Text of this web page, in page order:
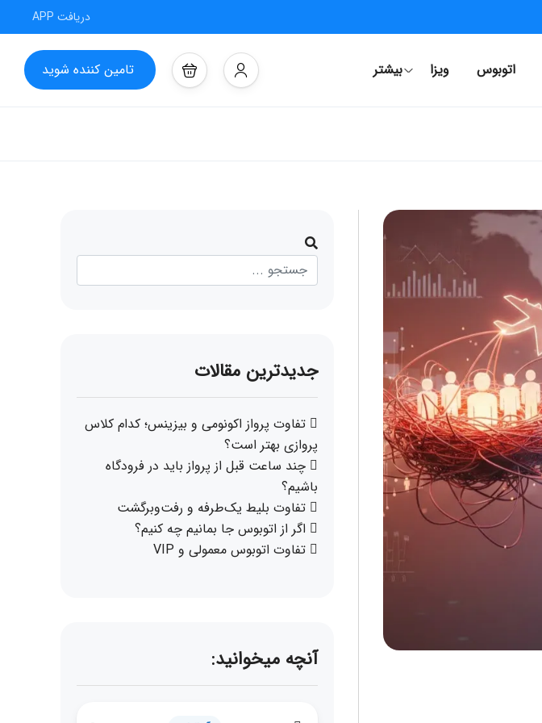
دریافت APP
اتوبوس ویزا بیشتر تامین کننده شوید
جدیدترین مقالات
تفاوت پرواز اکونومی و بیزینس؛ کدام کلاس
پروازی بهتر است؟
چند ساعت قبل از پرواز باید در فرودگاه
باشیم؟
تفاوت بلیط یک‌طرفه و رفت‌وبرگشت
اگر از اتوبوس جا بمانیم چه کنیم؟
تفاوت اتوبوس معمولی و VIP
آنچه میخوانید: